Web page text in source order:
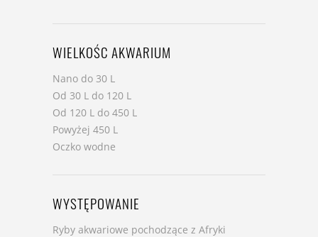
WIELKOŚC AKWARIUM
Nano do 30 L
Od 30 L do 120 L
Od 120 L do 450 L
Powyżej 450 L
Oczko wodne
WYSTĘPOWANIE
Ryby akwariowe pochodzące z Afryki